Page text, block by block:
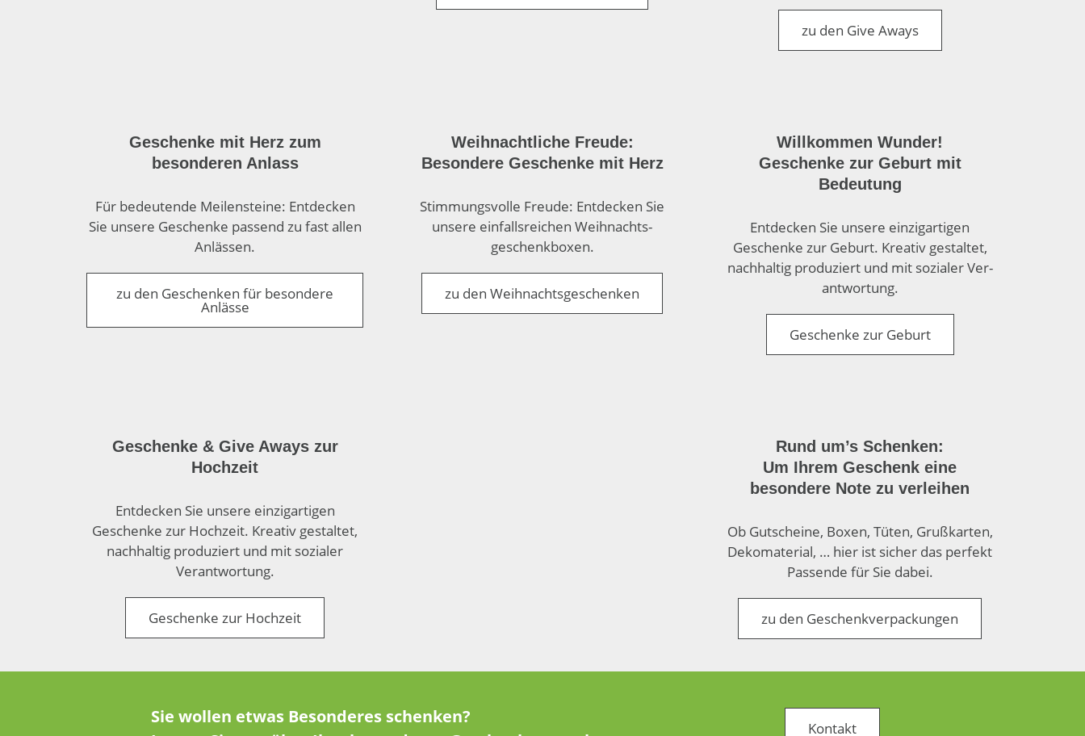
zu den Give Aways
Geschenke mit Herz zum
besonderen Anlass
Für bedeutende Meilen­steine: Entdecken
Sie unsere Geschenke passend zu fast allen
Anlässen.
zu den Geschenken für besondere
Anlässe
Weihnachtliche Freude:
Besondere Geschenke mit Herz
Stimmungs­volle Freude: Entdecken Sie
unsere einfalls­reichen Weih­nachts­
geschenk­boxen.
zu den Weihnachtsgeschenken
Willkommen Wunder!
Geschenke zur Geburt mit
Bedeutung
Entdecken Sie unsere einzig­artigen
Geschenke zur Geburt. Kreativ gestaltet,
nach­haltig produziert und mit sozialer Ver­
antwortung.
Geschenke zur Geburt
Geschenke & Give Aways zur
Hochzeit
Entdecken Sie unsere einzigartigen
Geschenke zur Hochzeit. Kreativ gestaltet,
nachhaltig produziert und mit sozialer
Verantwortung.
Geschenke zur Hochzeit
Rund um’s Schenken:
Um Ihrem Geschenk eine
besondere Note zu verleihen
Ob Gutscheine, Boxen, Tüten, Grußkarten,
Dekomaterial, … hier ist sicher das perfekt
Passende für Sie dabei.
zu den Geschenkverpackungen
Sie wollen etwas Besonderes schenken?
Kontakt